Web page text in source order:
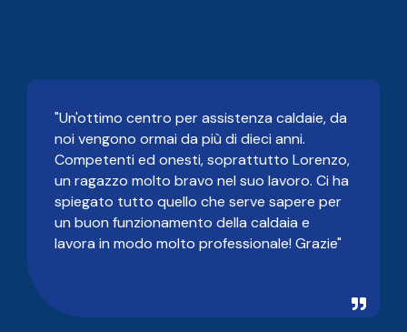
"Un'ottimo centro per assistenza caldaie, da
noi vengono ormai da più di dieci anni.
Competenti ed onesti, soprattutto Lorenzo,
un ragazzo molto bravo nel suo lavoro. Ci ha
spiegato tutto quello che serve sapere per
un buon funzionamento della caldaia e
lavora in modo molto professionale! Grazie"